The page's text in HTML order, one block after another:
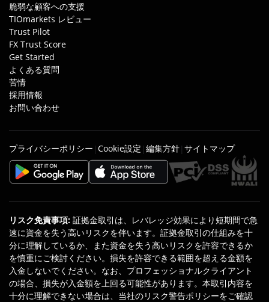
脆弱な顧客への支援
TIOmarkets レビュー
Trust Pilot
FX Trust Score
Get Started
よくある質問
苦情
採用情報
お問い合わせ
プライバシーポリシー | Cookie設定 | 編集方針| サイトマップ
リスク免責事項: 証拠金取引は、レバレッジ効果により短期間で急
速に資金を失う高いリスクを伴います。証拠金取引の仕組みを十
分に理解しているか、また資金を失う高いリスクを許容できるか
を慎重にご検討ください。損失を許容できる範囲を超える金額を
入金しないでください。なお、プロフェッショナルクライアント
の場合、損失が入金額を上回る可能性があります。本取引内容を
十分に理解できない場合は、当社のリスク警告ポリシーをご確認